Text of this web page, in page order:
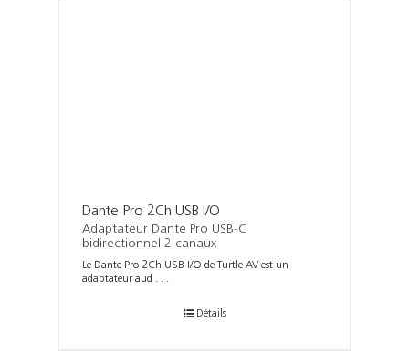
Dante Pro 2Ch USB I/O
Adaptateur Dante Pro USB-C
bidirectionnel 2 canaux
Le Dante Pro 2Ch USB I/O de Turtle AV est un
adaptateur aud . . .
Détails